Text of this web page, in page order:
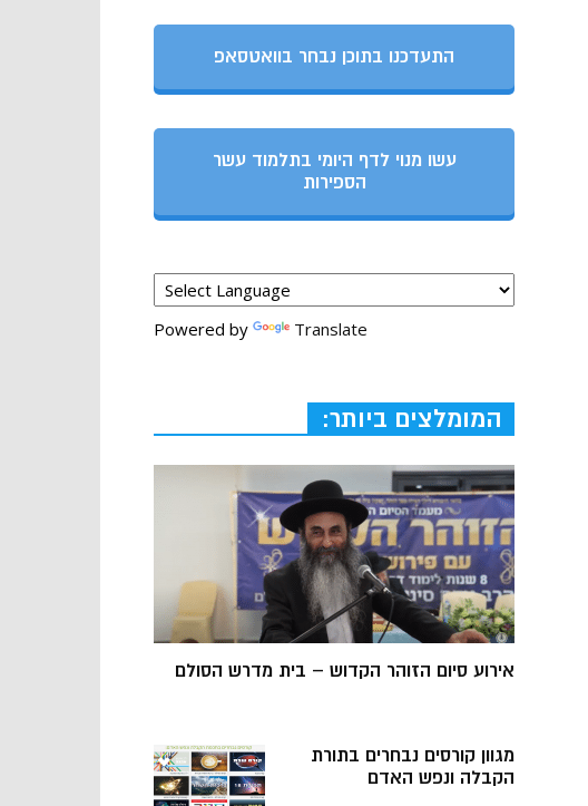
התעדכנו בתוכן נבחר בוואטסאפ
עשו מנוי לדף היומי בתלמוד עשר
הספירות
Powered by Translate
המומלצים ביותר:
אירוע סיום הזוהר הקדוש – בית מדרש הסולם
מגוון קורסים נבחרים בתורת
הקבלה ונפש האדם